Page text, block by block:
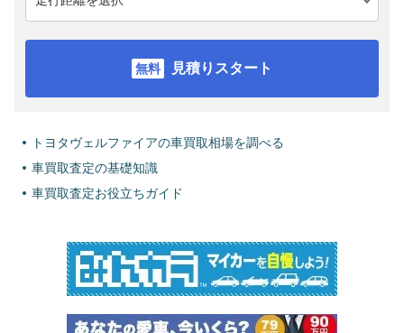
見積りスタート
トヨタヴェルファイアの車買取相場を調べる
車買取査定の基礎知識
車買取査定お役立ちガイド